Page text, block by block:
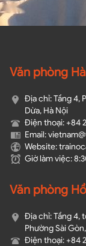
Văn phòng
Địa chỉ: Tầng 4,
Dừa, Hà Nội
Điện thoại: +84
Email:
Website:
Giờ làm việc:
Văn phòng
Địa chỉ: Tầng 4,
Phường Sài
Điện thoại: +84